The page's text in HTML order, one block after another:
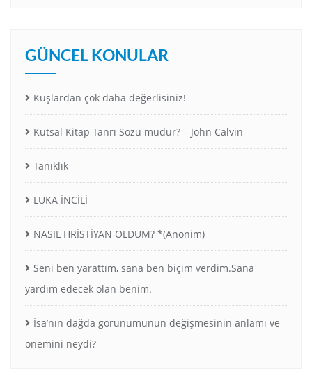
GÜNCEL KONULAR
Kuşlardan çok daha değerlisiniz!
Kutsal Kitap Tanrı Sözü müdür? – John Calvin
Tanıklık
LUKA İNCİLİ
NASIL HRİSTİYAN OLDUM? *(Anonim)
Seni ben yarattım, sana ben biçim verdim.Sana
yardım edecek olan benim.
İsa’nın dağda görünümünün değişmesinin anlamı ve
önemini neydi?